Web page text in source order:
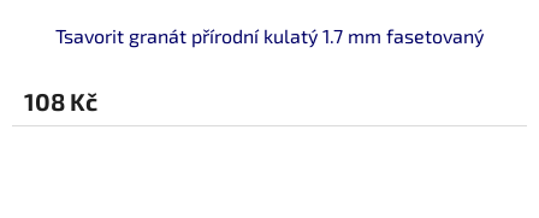
Tsavorit granát přírodní kulatý 1.7 mm fasetovaný
108 Kč